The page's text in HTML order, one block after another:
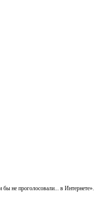
не проголосовали... в